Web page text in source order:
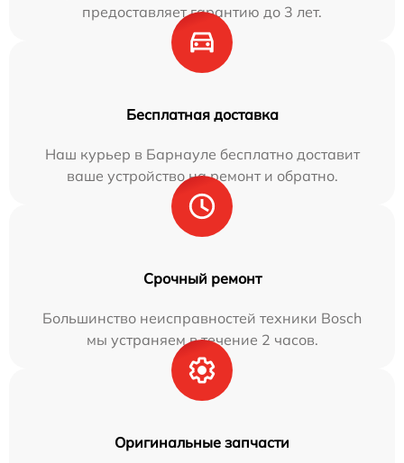
предоставляет гарантию до 3 лет.
Бесплатная доставка
Наш курьер в Барнауле бесплатно доставит
ваше устройство на ремонт и обратно.
Срочный ремонт
Большинство неисправностей техники Bosch
мы устраняем в течение 2 часов.
Оригинальные запчасти